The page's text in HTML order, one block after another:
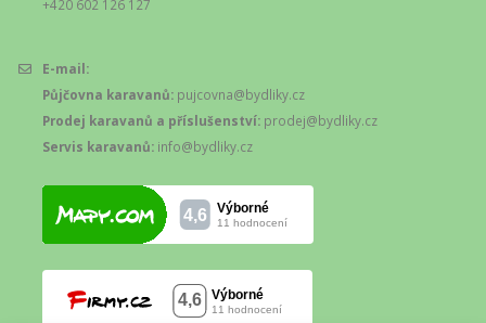
+420 602 126 127
E-mail:
Půjčovna karavanů: pujcovna@bydliky.cz
Prodej karavanů a příslušenství: prodej@bydliky.cz
Servis karavanů: info@bydliky.cz